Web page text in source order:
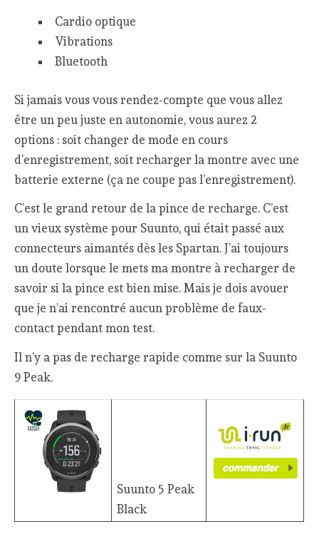
Cardio optique
Vibrations
Bluetooth
Si jamais vous vous rendez-compte que vous allez
être un peu juste en autonomie, vous aurez 2
options : soit changer de mode en cours
d’enregistrement, soit recharger la montre avec une
batterie externe (ça ne coupe pas l’enregistrement).
C’est le grand retour de la pince de recharge. C’est
un vieux système pour Suunto, qui était passé aux
connecteurs aimantés dès les Spartan. J’ai toujours
un doute lorsque le mets ma montre à recharger de
savoir si la pince est bien mise. Mais je dois avouer
que je n’ai rencontré aucun problème de faux-
contact pendant mon test.
Il n’y a pas de recharge rapide comme sur la Suunto
9 Peak.
Suunto 5 Peak
Black